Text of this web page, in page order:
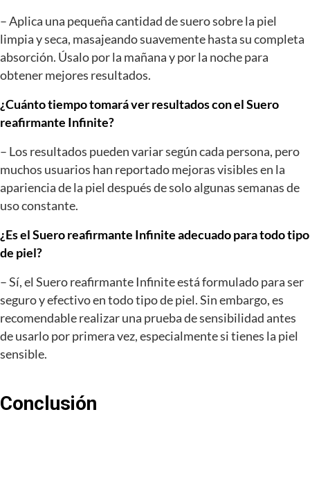
– Aplica una pequeña cantidad de suero sobre la piel
limpia y seca, masajeando suavemente hasta su completa
absorción. Úsalo por la mañana y por la noche para
obtener mejores resultados.
¿Cuánto tiempo tomará ver resultados con el Suero
reafirmante Infinite?
– Los resultados pueden variar según cada persona, pero
muchos usuarios han reportado mejoras visibles en la
apariencia de la piel después de solo algunas semanas de
uso constante.
¿Es el Suero reafirmante Infinite adecuado para todo tipo
de piel?
– Sí, el Suero reafirmante Infinite está formulado para ser
seguro y efectivo en todo tipo de piel. Sin embargo, es
recomendable realizar una prueba de sensibilidad antes
de usarlo por primera vez, especialmente si tienes la piel
sensible.
Conclusión